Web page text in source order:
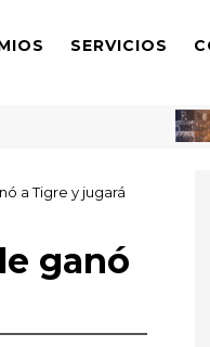
SERVICIOS
a Tigre y jugará
ganó